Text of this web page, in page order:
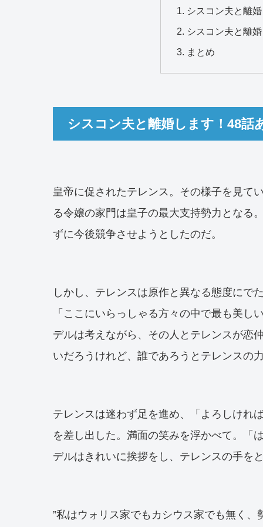
シスコン夫と離
シスコン夫と離
まとめ
シスコン夫と離婚します！48話
皇帝に促されたテレンス。その様子を見て
る令嬢の家門は皇子の最大支持勢力となる
ずに今後競争させようとしたのだ。
しかし、テレンスは原作と異なる態度にで
「ここにいらっしゃる方々の中で最も美
デルは考えながら、その人とテレンスが恋
いだろうけれど、誰であろうとテレンスの
テレンスは迷わず足を進め、「よろしけれ
を差し出した。満面の笑みを浮かべて。「
デルはきれいに挨拶をし、テレンスの手を
”私はウォリス家でもカシウス家でも無く